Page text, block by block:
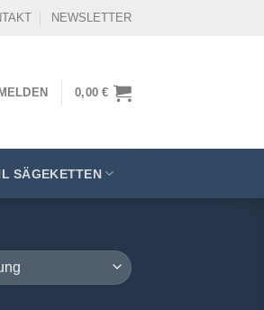
NEWSLETTER
0,00€
SÄGEKETTEN